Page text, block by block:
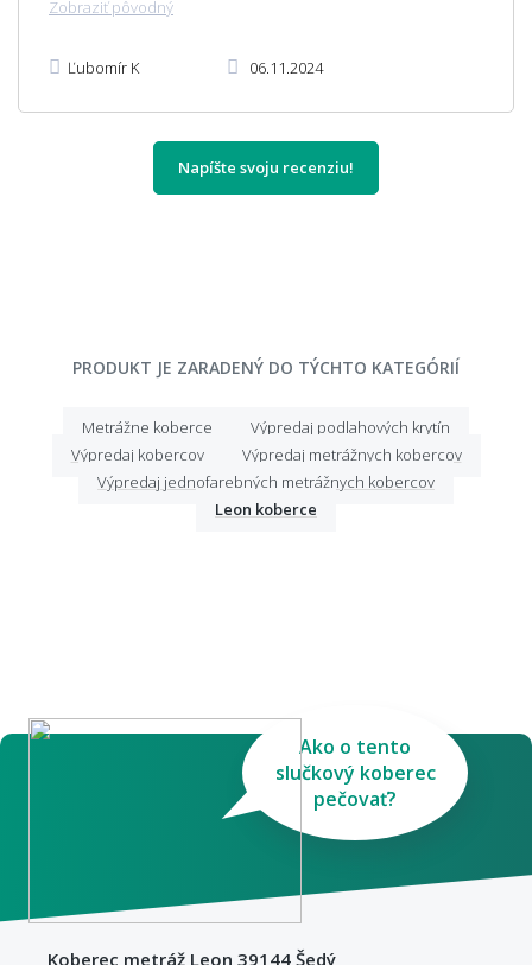
Zobraziť pôvodný
Ľubomír K 06.11.2024
Napíšte svoju recenziu!
PRODUKT JE ZARADENÝ DO TÝCHTO KATEGÓRIÍ
Metrážne koberce
Výpredaj podlahových krytín
Výpredaj kobercov
Výpredaj metrážnych kobercov
Výpredaj jednofarebných metrážnych kobercov
Leon koberce
Ako o tento
slučkový koberec
pečovať?
Koberec metráž Leon 39144 Šedý